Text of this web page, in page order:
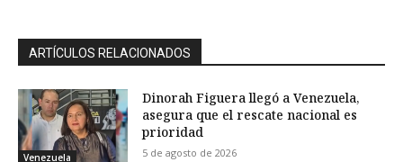
ARTÍCULOS RELACIONADOS
Venezuela
Dinorah Figuera llegó a Venezuela,
asegura que el rescate nacional es
prioridad
5 de agosto de 2026